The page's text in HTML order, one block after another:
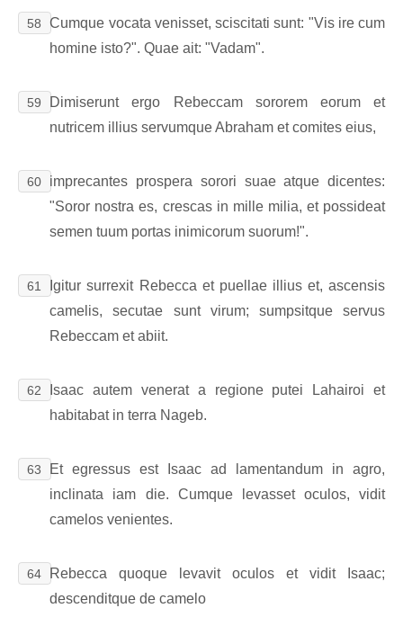
58
Cumque vocata venisset, sciscitati sunt: "Vis ire cum
homine isto?". Quae ait: "Vadam".
59
Dimiserunt ergo Rebeccam sororem eorum et
nutricem illius servumque Abraham et comites eius,
60
imprecantes prospera sorori suae atque dicentes:
"Soror nostra es, crescas in mille milia, et possideat
semen tuum portas inimicorum suorum!".
61
Igitur surrexit Rebecca et puellae illius et, ascensis
camelis, secutae sunt virum; sumpsitque servus
Rebeccam et abiit.
62
Isaac autem venerat a regione putei Lahairoi et
habitabat in terra Nageb.
63
Et egressus est Isaac ad lamentandum in agro,
inclinata iam die. Cumque levasset oculos, vidit
camelos venientes.
64
Rebecca quoque levavit oculos et vidit Isaac;
descenditque de camelo